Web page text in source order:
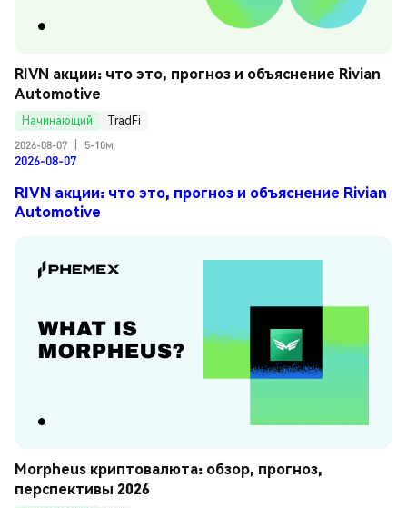
RIVN акции: что это, прогноз и объяснение Rivian
Automotive
Начинающий
TradFi
2026-08-07
5-10м
2026-08-07
RIVN акции: что это, прогноз и объяснение Rivian
Automotive
Morpheus криптовалюта: обзор, прогноз,
перспективы 2026